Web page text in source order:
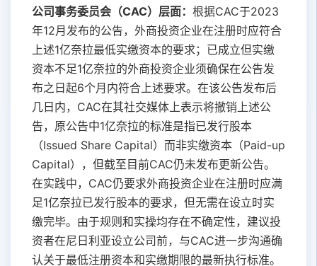
公司事务委员会（CAC）层面： 根据CAC于2023
年12月发布的公告，外商投资企业在注册时应符合
上述1亿奈拉最低实缴资本的要求；已成立但实缴
资本不足1亿奈拉的外商投资企业须确保在公告发
布之日起6个月内符合上述要求。在该公告发布后
几日内，CAC在其社交媒体上表示将撤销上述公
告，原公告中1亿奈拉的标准是指已发行股本
（Issued Share Capital）而非实缴资本（Paid-up
Capital），但截至目前CAC仍未发布更新公告。
在实践中，CAC仍要求外商投资企业在注册时应满
足1亿奈拉已发行股本的要求，但无需在设立时实
缴完毕。由于规则和实操均存在不确定性，建议投
资者在尼日利亚设立公司前，与CAC进一步沟通确
认关于最低注册资本和实缴期限的最新执行标准。